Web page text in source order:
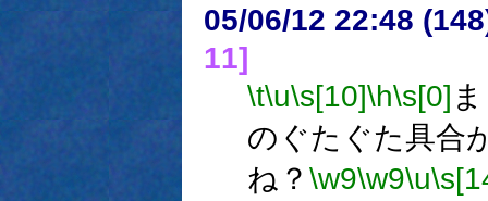
05/06/12 22:48
11]
\t\u\s[10]\h\s[0]
のぐたぐた具合
ね？ \w9\w9\u